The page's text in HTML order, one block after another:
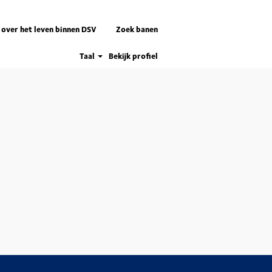
over het leven binnen DSV Zoek banen
Taal Bekijk profiel